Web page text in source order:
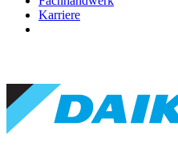
Karriere